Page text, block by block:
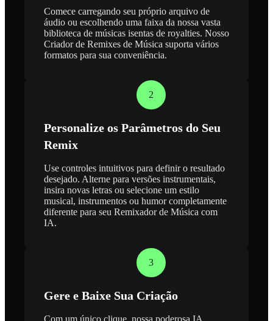
Comece carregando seu próprio arquivo de
áudio ou escolhendo uma faixa da nossa vasta
biblioteca de músicas isentas de royalties. Nosso
Criador de Remixes de Música suporta vários
formatos para sua conveniência.
2
Personalize os Parâmetros do Seu
Remix
Use controles intuitivos para definir o resultado
desejado. Alterne para versões instrumentais,
insira novas letras ou selecione um estilo
musical, instrumentos ou humor completamente
diferente para seu Remixador de Música com
IA.
3
Gere e Baixe Sua Criação
Com um único clique, nossa poderosa IA